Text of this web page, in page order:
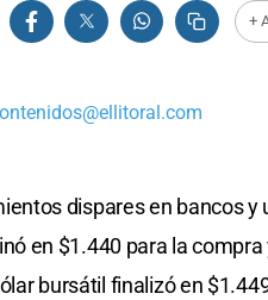
+
dispares en bancos
en $1.440 para la
bursátil finalizó en